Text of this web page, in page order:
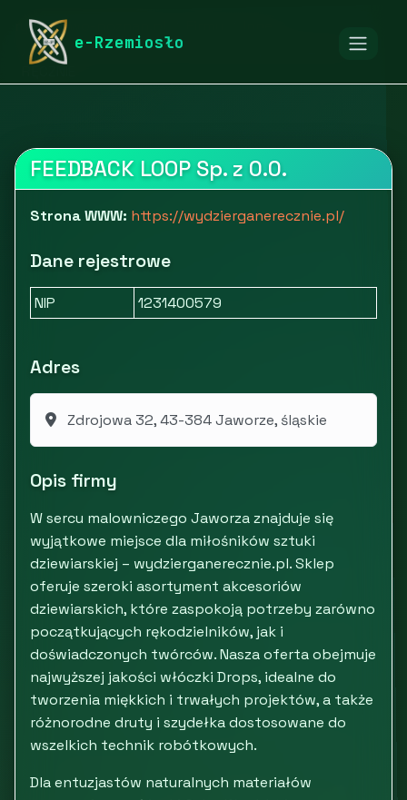
e-Rzemiosło
rymarstwo-poznan.pl
Akcesoria, artykuły dziewiarskie | WYDZIERGANE
FEEDBACK LOOP Sp. z 0.0.
Strona WWW: https://wydzierganerecznie.pl/
Dane rejestrowe
NIP 1231400579
Adres
Zdrojowa 32, 43-384 Jaworze, śląskie
Opis firmy
W sercu malowniczego Jaworza znajduje się
wyjątkowe miejsce dla miłośników sztuki
dziewiarskiej – wydzierganerecznie.pl. Sklep
oferuje szeroki asortyment akcesoriów
dziewiarskich, które zaspokoją potrzeby zarówno
początkujących rękodzielników, jak i
doświadczonych twórców. Nasza oferta obejmuje
najwyższej jakości włóczki Drops, idealne do
tworzenia miękkich i trwałych projektów, a także
różnorodne druty i szydełka dostosowane do
wszelkich technik robótkowych.
Dla entuzjastów naturalnych materiałów